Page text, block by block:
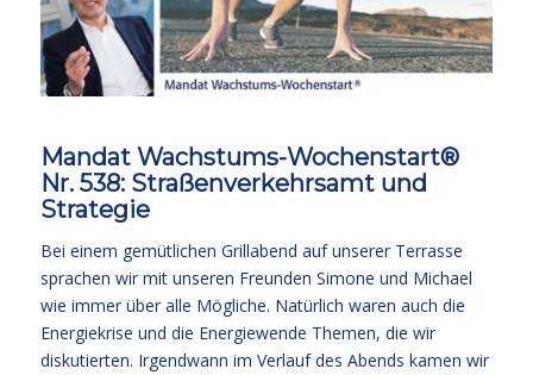
Mandat Wachstums-Wochenstart®
Nr. 538: Straßenverkehrsamt und
Strategie
Bei einem gemütlichen Grillabend auf unserer Terrasse
sprachen wir mit unseren Freunden Simone und Michael
wie immer über alle Mögliche. Natürlich waren auch die
Energiekrise und die Energiewende Themen, die wir
diskutierten. Irgendwann im Verlauf des Abends kamen wir